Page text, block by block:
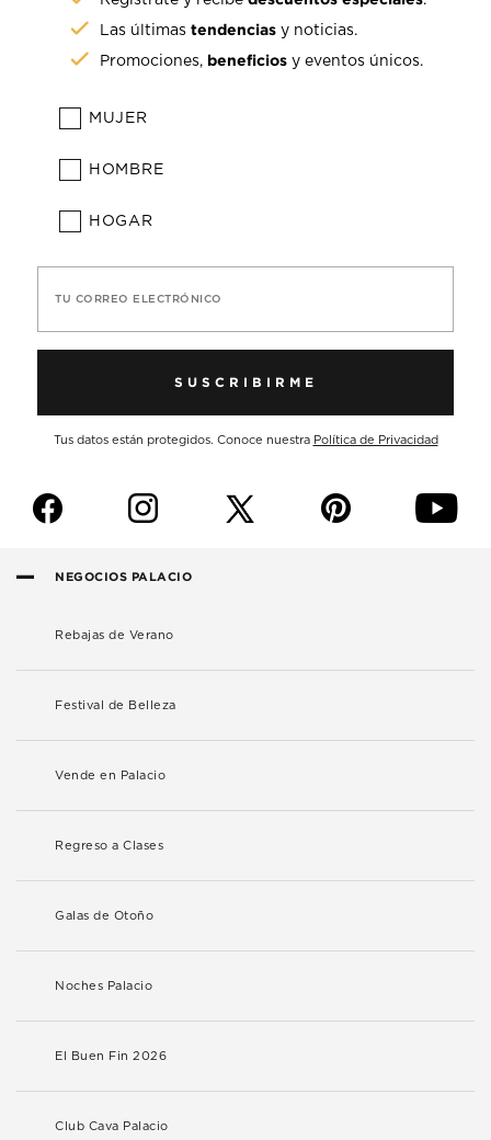
Las últimastendencias y noticias.
Promociones, beneficios y eventos únicos.
MUJER
HOMBRE
HOGAR
TU CORREO ELECTRÓNICO
SUSCRIBIRME
Tus datos están protegidos. Conoce nuestra Política de Privacidad
f i p y
NEGOCIOS PALACIO
Rebajas de Verano
Festival de Belleza
Vende en Palacio
Regreso a Clases
Galas de Otoño
Noches Palacio
El Buen Fin 2026
Club Cava Palacio